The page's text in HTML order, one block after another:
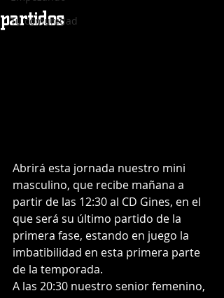
Tu comunidad
partidos
Abrirá esta jornada nuestro mini
masculino, que recibe mañana a
partir de las 12:30 al CD Gines, en el
que será su último partido de la
primera fase, estando en juego la
imbatibilidad en esta primera parte
de la temporada.
A las 20:30 nuestro senior femenino,